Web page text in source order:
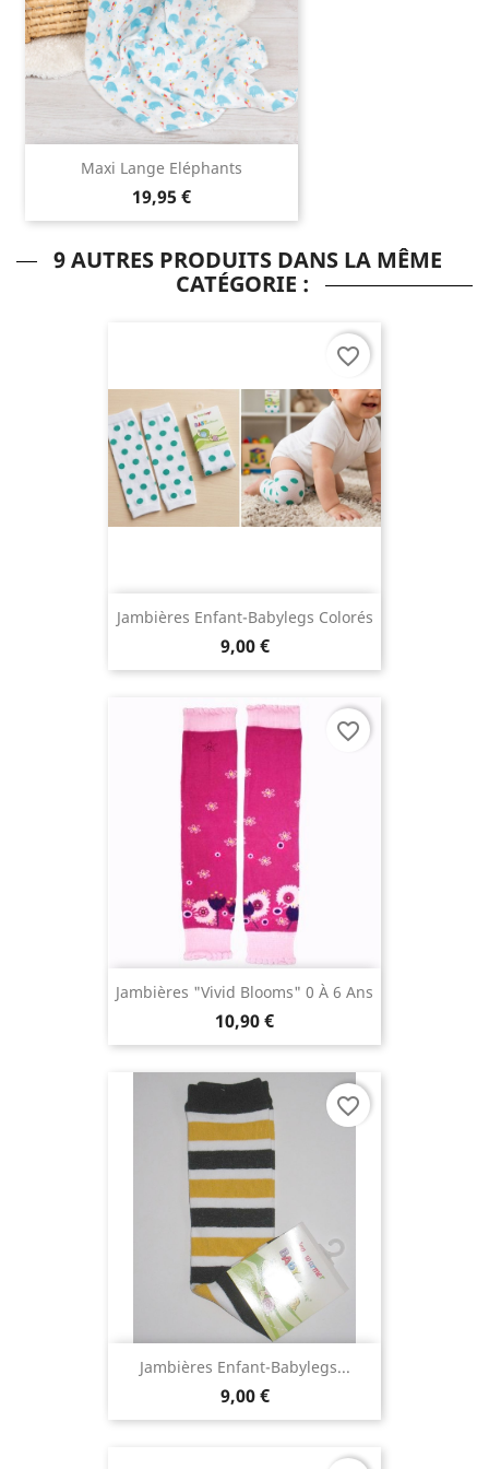
Maxi Lange Eléphants
19,95 €
9 AUTRES PRODUITS DANS LA MÊME
CATÉGORIE :
Jambières Enfant-Babylegs Colorés
9,00 €
favorite_border
Jambières "Vivid Blooms" 0 À 6 Ans
10,90 €
favorite_border
Jambières Enfant-Babylegs...
9,00 €
favorite_border